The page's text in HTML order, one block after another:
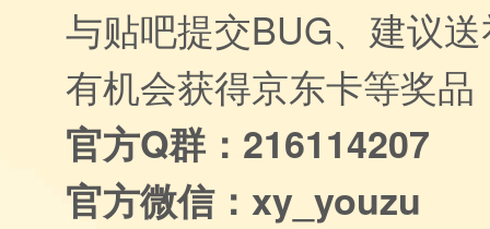
与贴吧提交BUG、建议
有机会获得京东卡等奖品
官方Q群：216114207
官方微信：xy_youzu